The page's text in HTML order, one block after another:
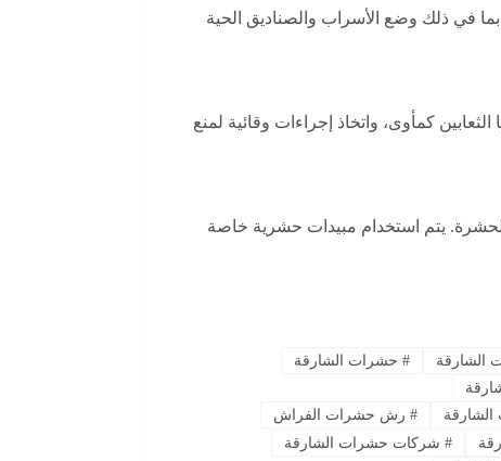
في ذلك وضع الأسراب والصناديق الحية
كمأوى، واتخاذ إجراءات وقائية لمنع
يتم استخدام مبيدات حشرية خاصة
الشارقة # حشرات الشارقة
#رش حشرات الفراش
# شركات حشرات الشارقة